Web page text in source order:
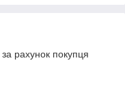
рахунок покупця